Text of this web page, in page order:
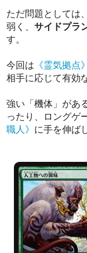
ただ問題としては
弱く、サイドプラ
す。
今回は 《霊気拠点》
相手に応じて有効
強い「機体」があ
ったり、ロングゲ
職人》 に手を伸ば